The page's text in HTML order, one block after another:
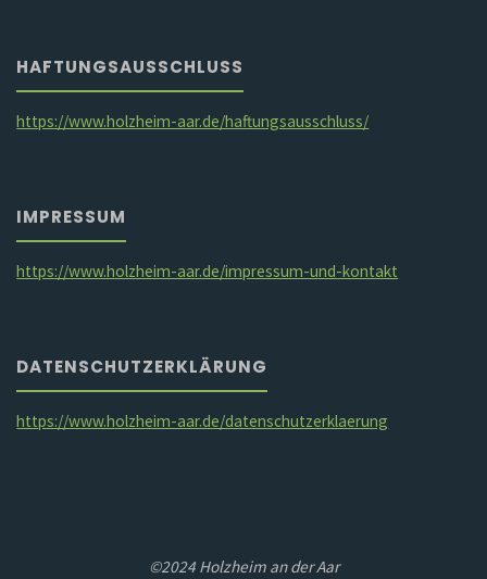
HAFTUNGSAUSSCHLUSS
https://www.holzheim-aar.de/haftungsausschluss/
IMPRESSUM
https://www.holzheim-aar.de/impressum-und-kontakt
DATENSCHUTZERKLÄRUNG
https://www.holzheim-aar.de/datenschutzerklaerung
©2024 Holzheim an der Aar